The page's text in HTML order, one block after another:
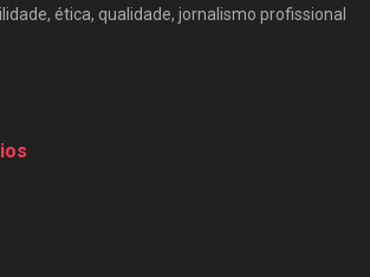
ética, qualidade, jornalismo profissional